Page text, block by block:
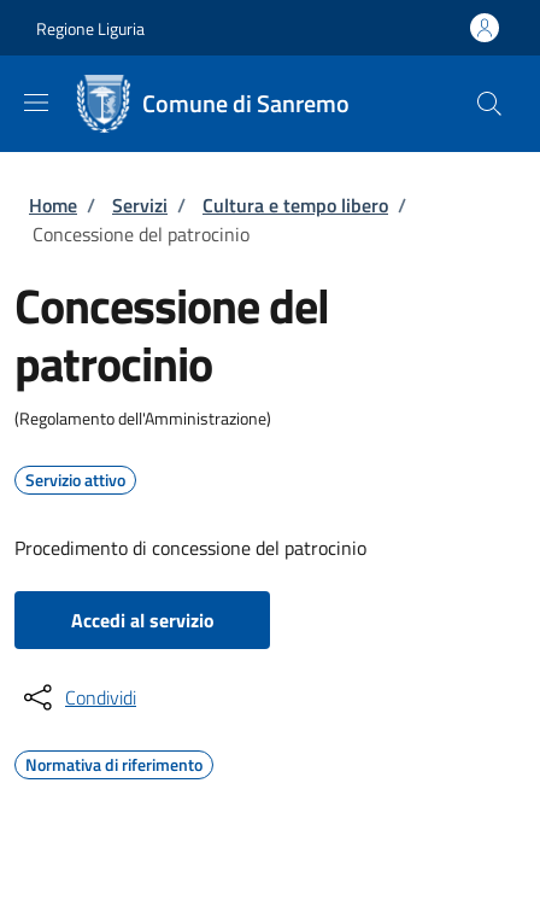
Regione Liguria
Comune di Sanremo
Briciole di pane
Home / Servizi / Cultura e tempo libero /
Concessione del patrocinio
Concessione del
patrocinio
(Regolamento dell'Amministrazione)
Servizio attivo
Procedimento di concessione del patrocinio
Accedi al servizio
Condividi
Normativa di riferimento